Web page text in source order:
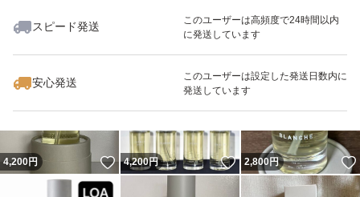
◆迅速・丁寧な対応を心がけます
◆お箱未開封のまま 「プチプチ」にて防水梱包し「おて
がる配送( 日本郵便※ゆうパケットポストmini )」にて迅速
に発送いたします(お支払いの確認が出来次第、2日以内の
発送)
※ 追跡番号あり
スピード発送
このユーザーは高頻度で24時間以内
に発送しています
安心発送
このユーザーは設定した発送日数内に
発送しています
いいね！
3,400
4,200円 いいね！
4,200円 いいね！
2,800円